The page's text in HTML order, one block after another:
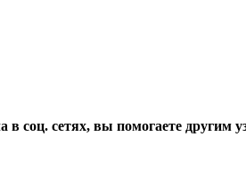
соц. сетях, вы помогаете другим